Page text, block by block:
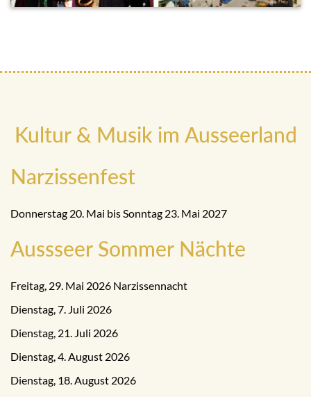
Kultur & Musik im Ausseerland
Narzissenfest
Donnerstag 20. Mai bis Sonntag 23. Mai 2027
Aussseer Sommer Nächte
Freitag, 29. Mai 2026 Narzissennacht
Dienstag, 7. Juli 2026
Dienstag, 21. Juli 2026
Dienstag, 4. August 2026
Dienstag, 18. August 2026